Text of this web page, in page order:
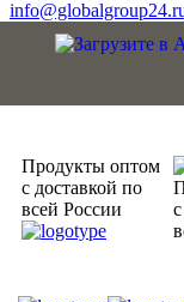
Продукты оптом
с доставкой по
всей России